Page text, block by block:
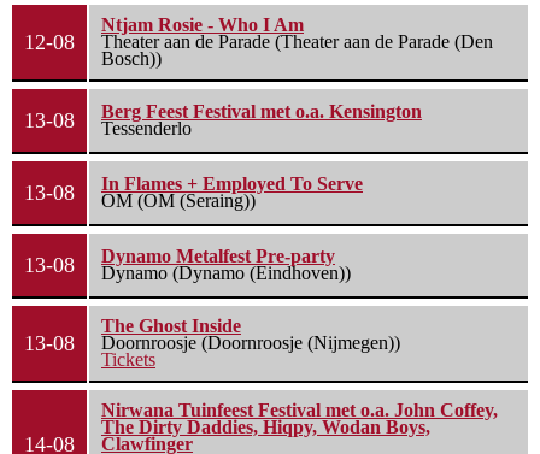
12-08
Ntjam Rosie - Who I Am
Theater aan de Parade (Theater aan de Parade (Den
Bosch))
13-08
Berg Feest Festival met o.a. Kensington
Tessenderlo
13-08
In Flames + Employed To Serve
OM (OM (Seraing))
13-08
Dynamo Metalfest Pre-party
Dynamo (Dynamo (Eindhoven))
13-08
The Ghost Inside
Doornroosje (Doornroosje (Nijmegen))
Tickets
14-08
Nirwana Tuinfeest Festival met o.a. John Coffey,
The Dirty Daddies, Hiqpy, Wodan Boys,
Clawfinger